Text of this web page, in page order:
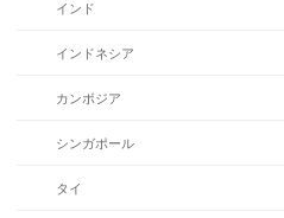
インド
インドネシア
カンボジア
シンガポール
タイ